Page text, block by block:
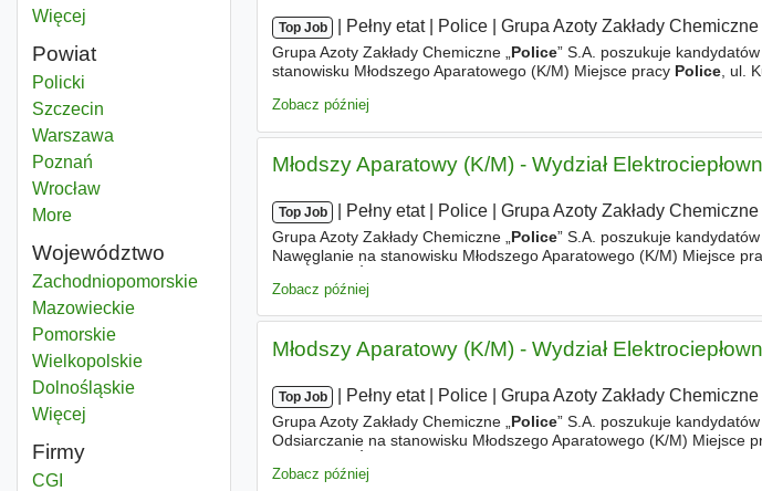
Więcej
Powiat
Police
Policki
Police
Szczecin
Police
Warszawa
Police
Poznań
Police
WrocławPowiat
Moredistricts
Województwo
Police
ZachodniopomorskieWojewództwo
Police
MazowieckieWojewództwo
Police
PomorskieWojewództwo
Police
WielkopolskieWojewództwo
Police
DolnośląskieWojewództwo
Więcej
Firmy
CGI
Top Job Pełny etat| Police Grupa Azoty Zakłady
Grupa Azoty Zakłady Chemiczne „ Police” S.A. poszukuje
stanowisku Młodszego Aparatowego (K/M) Miejsce pracy Police, ul.
Zobacz później
Młodszy Aparatowy (K/M) - Wydział
Top Job Pełny etat| Police Grupa Azoty Zakłady
Grupa Azoty Zakłady Chemiczne „ Police” S.A. poszukuje
Nawęglanie na stanowisku Młodszego Aparatowego (K/M) Miejsce
Zobacz później
Młodszy Aparatowy (K/M) - Wydział
Top Job Pełny etat| Police Grupa Azoty Zakłady
Grupa Azoty Zakłady Chemiczne „ Police” S.A. poszukuje
Odsiarczanie na stanowisku Młodszego Aparatowego (K/M) Miejsce
Zobacz później